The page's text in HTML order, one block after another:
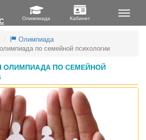
Олимпиада
по семейной психологии
ОЛИМПИАДА ПО СЕМЕЙНОЙ